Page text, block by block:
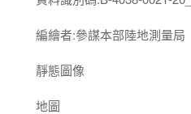
編繪者:參謀本部陸地測量局
靜態圖像
地圖